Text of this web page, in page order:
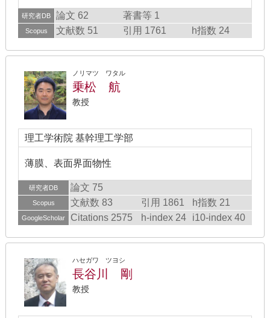
研究者DB 論文 62 著書等 1
Scopus 文献数 51 引用 1761 h指数 24
ノリマツ ワタル
乗松 航
教授
理工学術院 基幹理工学部
薄膜、表面界面物性
研究者DB 論文 75
Scopus 文献数 83 引用 1861 h指数 21
GoogleScholar Citations 2575 h-index 24 i10-index 40
ハセガワ ツヨシ
長谷川 剛
教授